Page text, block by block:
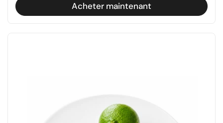
Acheter maintenant